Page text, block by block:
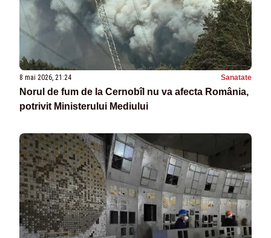
8 mai 2026, 21:24 Sanatate
Norul de fum de la Cernobîl nu va afecta România,
potrivit Ministerului Mediului